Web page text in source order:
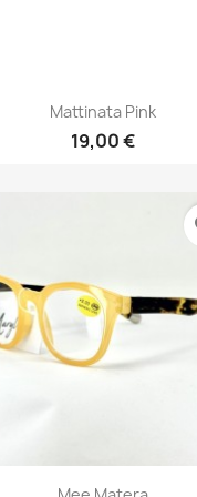
Vista rápida
Mattinata Pink
19,00 €
Vista rápida